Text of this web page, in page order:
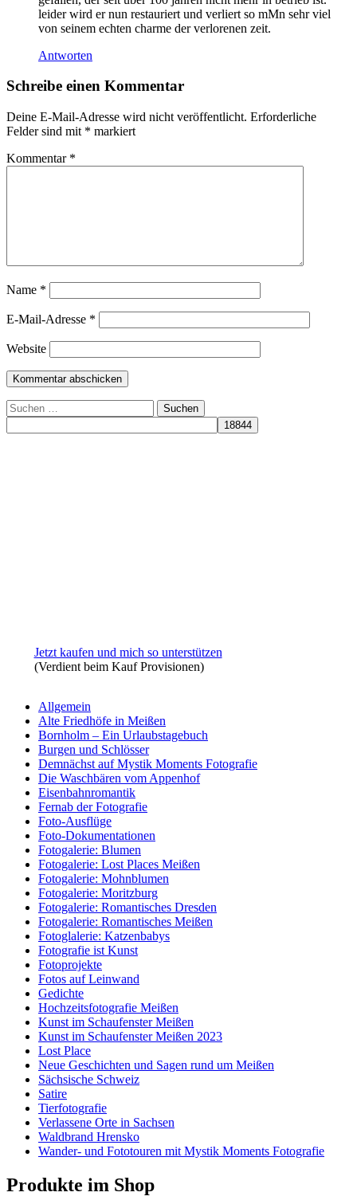
leider wird er nun restauriert und verliert so mMn sehr viel
von seinem echten charme der verlorenen zeit.
Antworten
Schreibe einen Kommentar
Deine E-Mail-Adresse wird nicht veröffentlicht. Erforderliche
Felder sind mit * markiert
Kommentar *
Name *
E-Mail-Adresse *
Website
Suchen
nach:
Jetzt kaufen und mich so unterstützen
(Verdient beim Kauf Provisionen)
Allgemein
Alte Friedhöfe in Meißen
Bornholm – Ein Urlaubstagebuch
Burgen und Schlösser
Demnächst auf Mystik Moments Fotografie
Die Waschbären vom Appenhof
Eisenbahnromantik
Fernab der Fotografie
Foto-Ausflüge
Foto-Dokumentationen
Fotogalerie: Blumen
Fotogalerie: Lost Places Meißen
Fotogalerie: Mohnblumen
Fotogalerie: Moritzburg
Fotogalerie: Romantisches Dresden
Fotogalerie: Romantisches Meißen
Fotoglalerie: Katzenbabys
Fotografie ist Kunst
Fotoprojekte
Fotos auf Leinwand
Gedichte
Hochzeitsfotografie Meißen
Kunst im Schaufenster Meißen
Kunst im Schaufenster Meißen 2023
Lost Place
Neue Geschichten und Sagen rund um Meißen
Sächsische Schweiz
Satire
Tierfotografie
Verlassene Orte in Sachsen
Waldbrand Hrensko
Wander- und Fototouren mit Mystik Moments Fotografie
Produkte im Shop